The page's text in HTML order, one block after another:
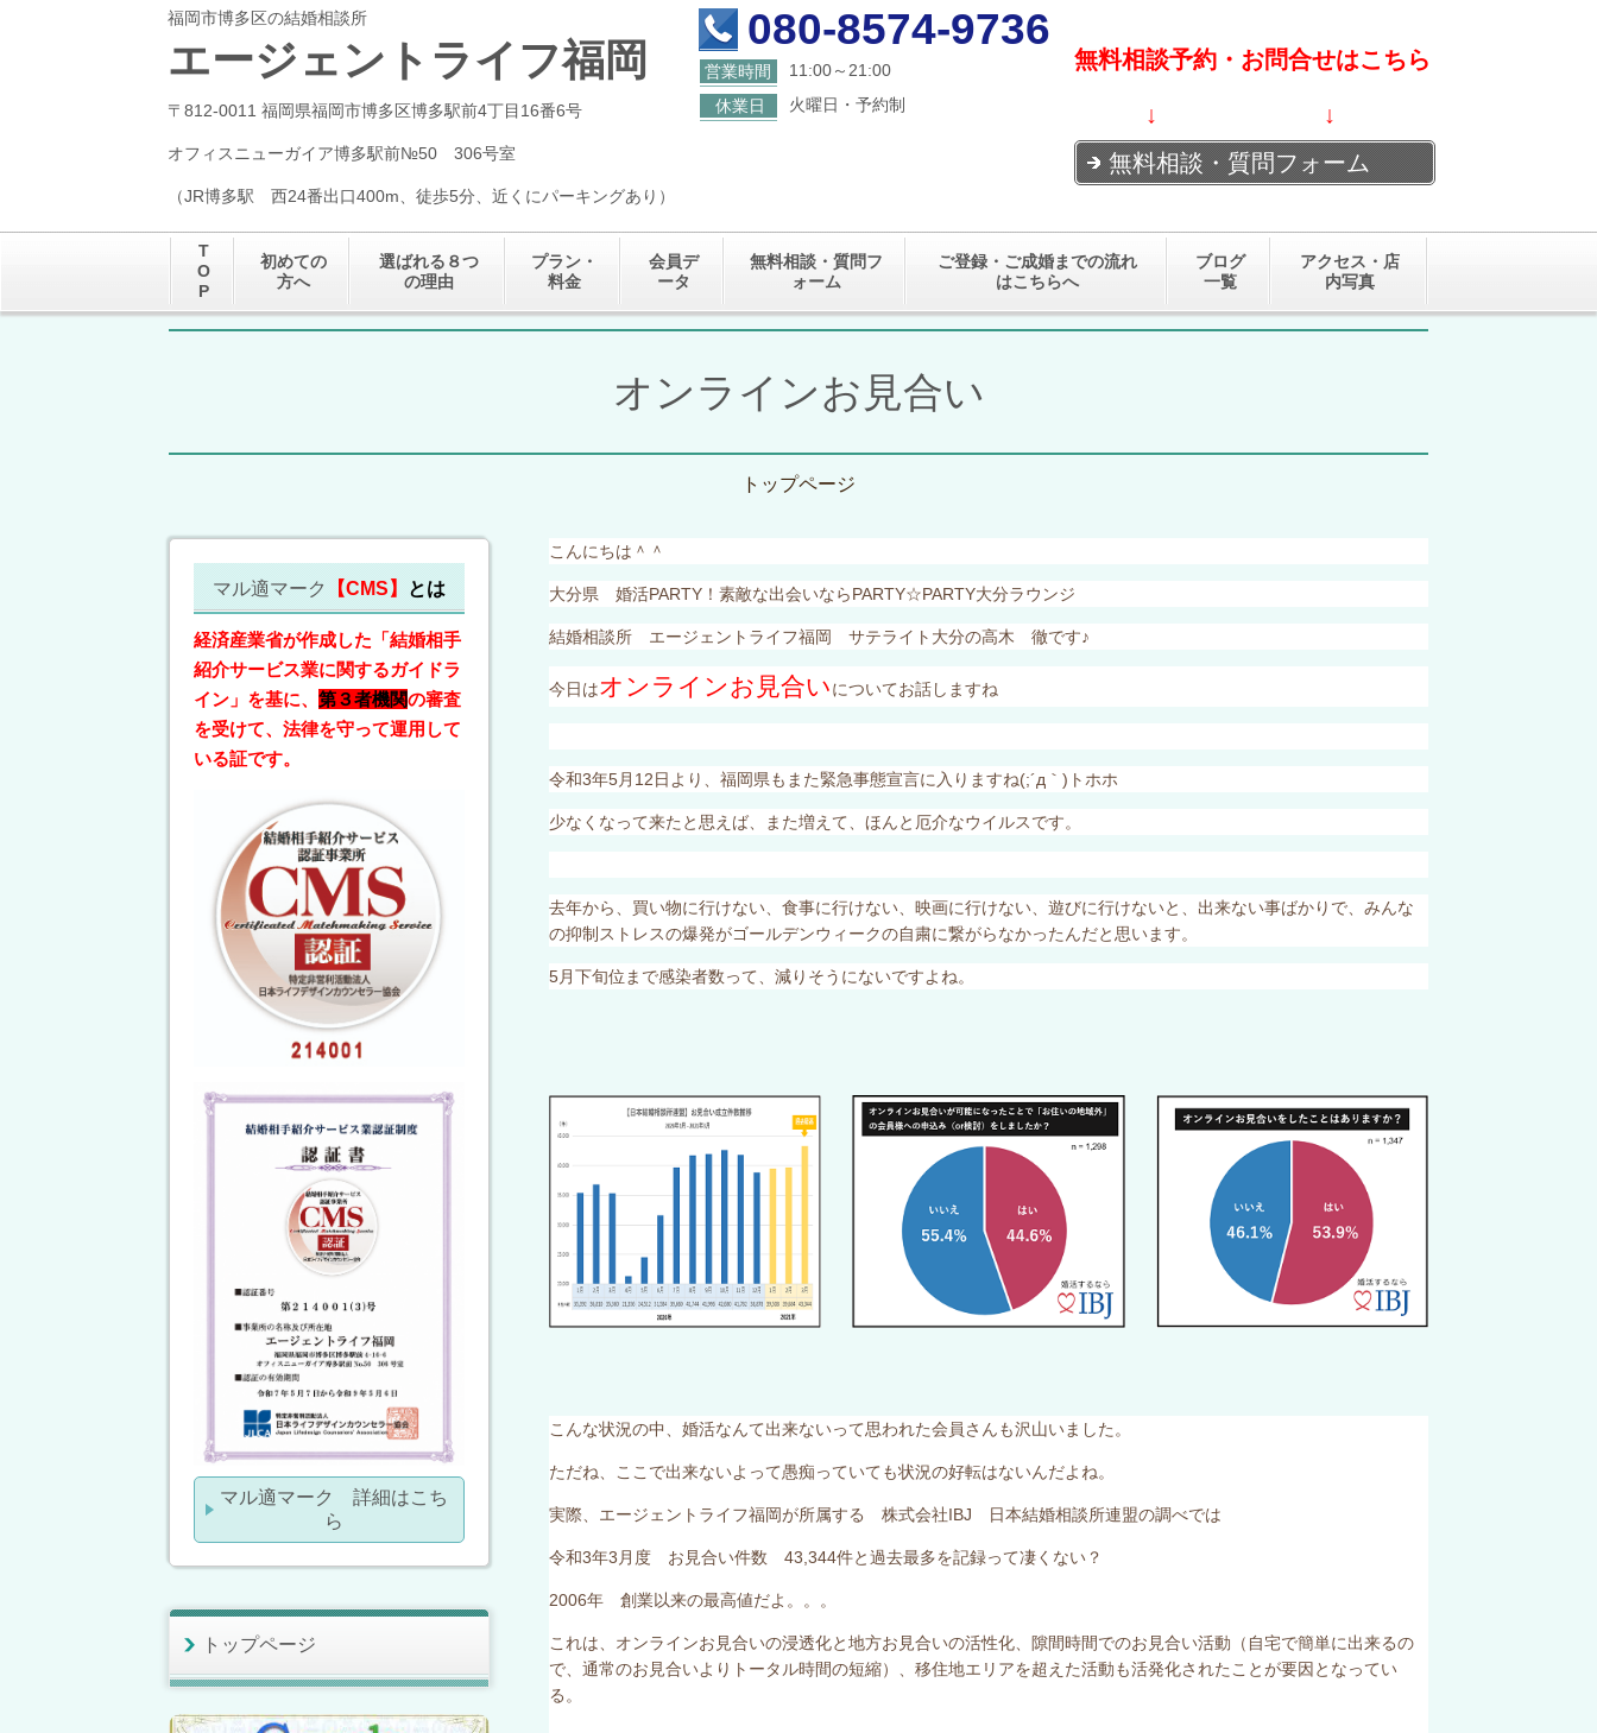
福岡市博多区の結婚相談所
エージェントライフ福岡
〒812-0011 福岡県福岡市博多区博多駅前4丁目16番6号
オフィスニューガイア博多駅前№50 306号室
（JR博多駅 西24番出口400m、徒歩5分、近くにパーキングあり）
080-8574-9736
営業時間
11:00～21:00
休業日
火曜日・予約制
無料相談予約・お問合せはこちら
↓ ↓
無料相談・質問フォーム
T
O
P
初めての
方へ
選ばれる８つ
の理由
プラン・
料金
会員デ
ータ
無料相談・質問フ
ォーム
ご登録・ご成婚までの流れ
はこちらへ
ブログ
一覧
アクセス・店
内写真
オンラインお見合い
トップページ
こんにちは＾＾
大分県 婚活PARTY ！素敵な出会いならPARTY☆PARTY大分ラウンジ
結婚相談所 エージェントライフ福岡 サテライト大分の高木 徹です♪
今日はオンラインお見合いについてお話しますね
令和3年5月 12日より、福岡県もまた緊急事態宣言に入りますね(;´д｀ ) トホホ
少なくなって来たと思えば、また増えて、ほんと厄介なウイルスです。
去年から、買い物に行けない、食事に行けない、映画に行けない、遊びに行けないと、出来ない事ばかりで、みんな
の抑制ストレスの爆発がゴールデンウィークの自粛に繋がらなかったんだと思います。
5月下旬位まで感染者数って、減りそうにないですよね。
こんな状況の中、婚活なんて出来ないって思われた会員さんも沢山いました。
ただね、ここで出来ないよって愚痴っていても状況の好転はないんだよね。
実際、エージェントライフ福岡が所属する 株式会社IBJ 日本結婚相談所連盟の調べでは
令和3年3 月度 お見合い件数 43,344件と過去最多を記録って凄くない？
2006年 創業以来の最高値だよ。。。
これは、オンラインお見合いの浸透化と地方お見合いの活性化、隙間時間でのお見合い活動（自宅で簡単に出来るの
で、通常のお見合いよりトータル時間の短縮）、移住地エリアを超えた活動も活発化されたことが要因となってい
る。
マル適マーク 【CMS】 とは
経済産業省が作成した「結婚相手
紹介サービス業に関するガイドラ
イン」を基に、 第３者機関の審査
を受けて、法律を守って運用して
いる証です。
マル適マーク 詳細はこち
ら
トップページ